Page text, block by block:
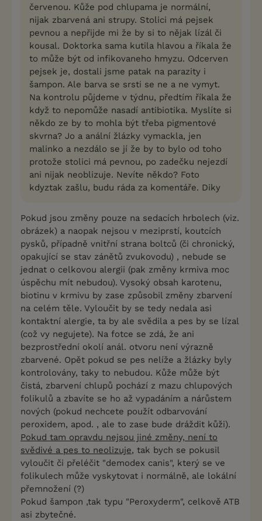
červenou. Kůže pod chlupama je normální,
nijak zbarvená ani strupy. Stolici má pejsek
pevnou a nepřijde mi že by si to nějak lízál či
kousal. Doktorka sama kutila hlavou a říkala že
to může být od infikovaneho hmyzu. Odcerven
pejsek je, dostali jsme patak na parazity i
šampon. Ale barva se srsti se ne a ne vymyt.
Na kontrolu půjdeme v týdnu, předtím říkala že
když to nepomůže nasadí antibiotika. Myslíte si
někdo ze by to mohla být třeba pigmentové
skvrna? Jo a anální žlázky vymackla, jen
malinko a nezdálo se jí že by to bylo od toho
protože stolici má pevnou, po zadečku nejezdí
ani nijak neoblizuje. Nevíte někdo? Foto
kdyztak zašlu, budu ráda za komentáře. Diky
Pokud jsou změny pouze na sedacích hrbolech (viz.
obrázek) a naopak nejsou v meziprstí, koutcích
pysků, případně vnitřní strana boltců (či chronický,
opakující se stav zánětů zvukovodu) , nebude se
jednat o celkovou alergii (pak změny krmiva moc
úspěchu mít nebudou). Vysoký obsah karotenu,
biotinu v krmivu by zase způsobil změny zbarvení
na celém těle. Vyloučit by se tedy nedala asi
kontaktní alergie, ta by ale svědila a pes by se lízal
(což vy negujete). Na fotce se zdá, že ani
bezprostřední okolí anál. otvoru není výrazně
zbarvené. Opět pokud se pes nelíže a žlázky byly
kontrolovány, taky to nebudou. Kůže může být
čistá, zbarvení chlupů pochází z mazu chlupových
folikulů a zbavíte se ho až vypadáním a nárůstem
nových (pokud nechcete použít odbarvování
peroxidem, apod. , ale to zase bude dráždit kůži).
Pokud tam opravdu nejsou jiné změny, není to
svědivé a pes to neolizuje, tak bych se pokusil
vyloučit či přeléčit "demodex canis", který se ve
folikulech může vyskytovat i normálně, ale lokální
přemnožení (?)
Pokud šampon ,tak typu "Peroxyderm", celkově ATB
asi zbytečné.